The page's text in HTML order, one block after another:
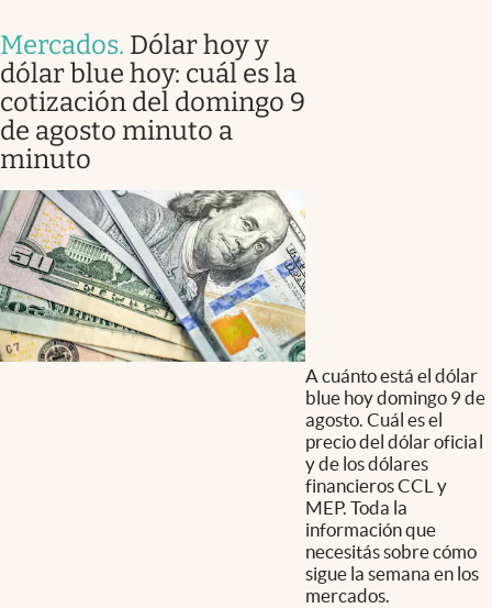
Mercados. Dólar hoy y
dólar blue hoy: cuál es la
cotización del domingo 9
de agosto minuto a
minuto
A cuánto está el dólar
blue hoy domingo 9 de
agosto. Cuál es el
precio del dólar oficial
y de los dólares
financieros CCL y
MEP. Toda la
información que
necesitás sobre cómo
sigue la semana en los
mercados.